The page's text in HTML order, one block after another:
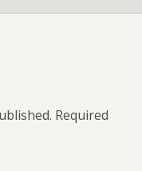
Required